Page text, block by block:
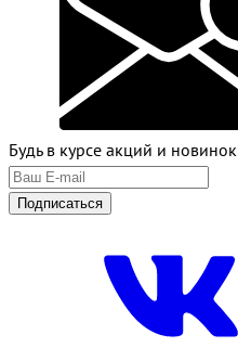
Будь в курсе акций и новинок
Подписаться